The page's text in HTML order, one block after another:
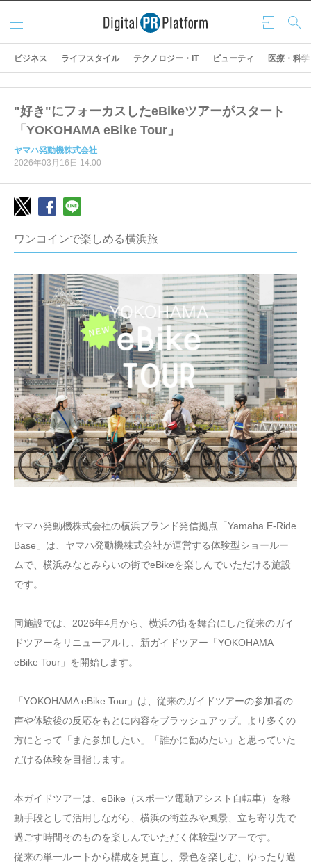
ログ
イン
検索
メニ
ュー
ビジネス ライフスタイル テクノロジー・IT ビューティ 医療・科学
"好き"にフォーカスしたeBikeツアーがスタート
「YOKOHAMA eBike Tour」
ヤマハ発動機株式会社
2026年03月16日 14:00
ワンコインで楽しめる横浜旅
ヤマハ発動機株式会社の横浜ブランド発信拠点「Yamaha E-Ride
Base」は、ヤマハ発動機株式会社が運営する体験型ショールー
ムで、横浜みなとみらいの街でeBikeを楽しんでいただける施設
です。
同施設では、2026年4月から、横浜の街を舞台にした従来のガイ
ドツアーをリニューアルし、新ガイドツアー「YOKOHAMA
eBike Tour」を開始します。
「YOKOHAMA eBike Tour」は、従来のガイドツアーの参加者の
声や体験後の反応をもとに内容をブラッシュアップ。より多くの
方にとって「また参加したい」「誰かに勧めたい」と思っていた
だける体験を目指します。
本ガイドツアーは、eBike（スポーツ電動アシスト自転車）を移
動手段として活用しながら、横浜の街並みや風景、立ち寄り先で
過ごす時間そのものを楽しんでいただく体験型ツアーです。
従来の単一ルートから構成を見直し、景色を楽しむ、ゆったり過